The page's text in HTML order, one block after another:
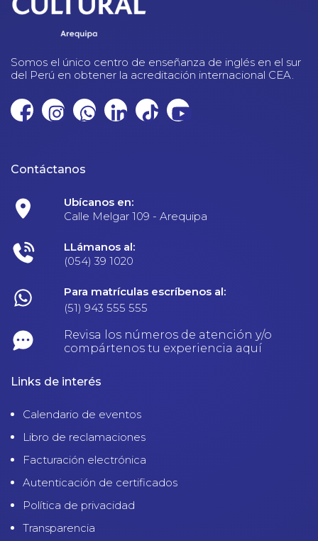
Somos el único centro de enseñanza de inglés en el sur
del Perú en obtener la acreditación internacional CEA.
Contáctanos
Ubícanos en:
Calle Melgar 109 - Arequipa
LLámanos al:
(054) 39 1020
Para matrículas escríbenos al:
(51) 943 555 555
Revisa los números de atención y/o
compártenos tu experiencia aquí
Links de interés
Calendario de eventos
Libro de reclamaciones
Facturación electrónica
Autenticación de certificados
Política de privacidad
Transparencia